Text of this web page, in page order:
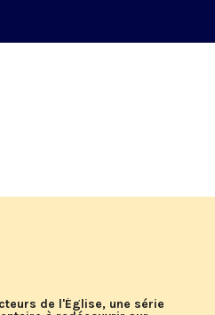
de l'Église, une série